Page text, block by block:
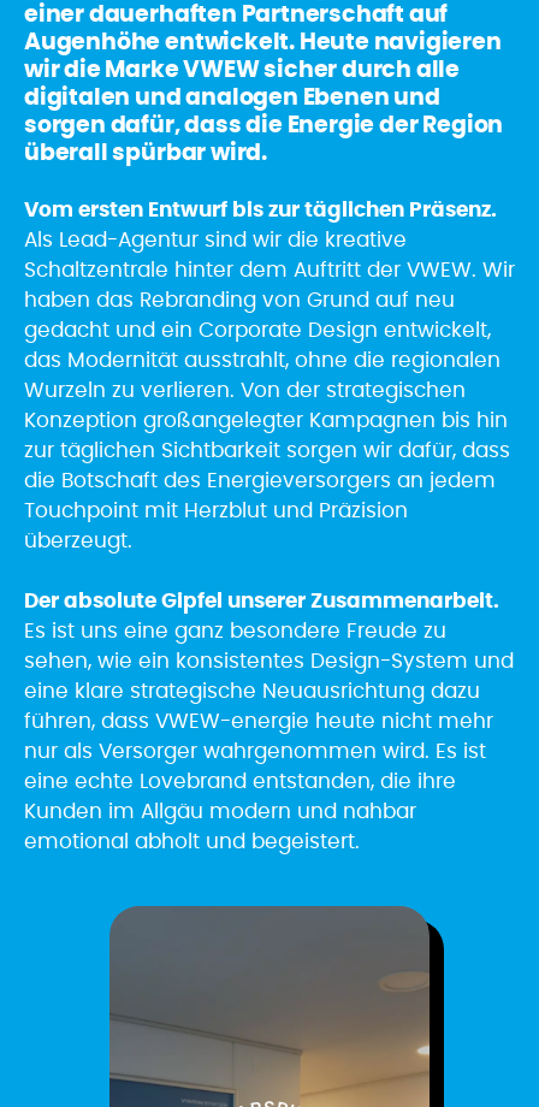
einer dauerhaften Partnerschaft auf
Augenhöhe entwickelt. Heute navigieren
wir die Marke VWEW sicher durch alle
digitalen und analogen Ebenen und
sorgen dafür, dass die Energie der Region
überall spürbar wird.
Vom ersten Entwurf bis zur täglichen Präsenz.
Als Lead-Agentur sind wir die kreative
Schaltzentrale hinter dem Auftritt der VWEW. Wir
haben das Rebranding von Grund auf neu
gedacht und ein Corporate Design entwickelt,
das Modernität ausstrahlt, ohne die regionalen
Wurzeln zu verlieren. Von der strategischen
Konzeption großangelegter Kampagnen bis hin
zur täglichen Sichtbarkeit sorgen wir dafür, dass
die Botschaft des Energieversorgers an jedem
Touchpoint mit Herzblut und Präzision
überzeugt.
Der absolute Gipfel unserer Zusammenarbeit.
Es ist uns eine ganz besondere Freude zu
sehen, wie ein konsistentes Design-System und
eine klare strategische Neuausrichtung dazu
führen, dass VWEW-energie heute nicht mehr
nur als Versorger wahrgenommen wird. Es ist
eine echte Lovebrand entstanden, die ihre
Kunden im Allgäu modern und nahbar
emotional abholt und begeistert.